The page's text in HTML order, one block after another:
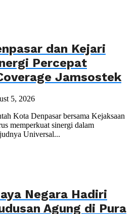
dan Kejari
Percepat
Jamsostek
5, 2026
Kota Denpasar bersama Kejaksaan
memperkuat sinergi dalam
Universal...
Negara Hadiri
Agung di Pura